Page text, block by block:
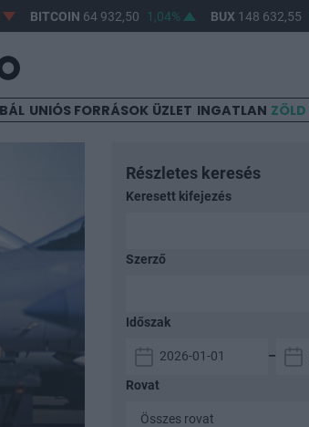
64 932,50 1,04% BUX 148 632,55 1,41%
UNIÓS FORRÁSOK ÜZLET INGATLAN
Részletes keresés
Keresett kifejezés
Szerző
Időszak
–
Rovat